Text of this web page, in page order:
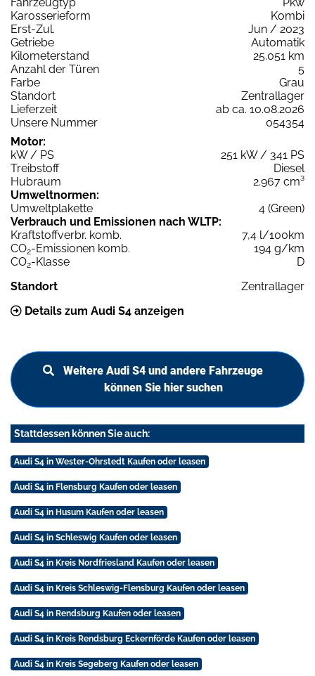
Karosserieform
Kombi
Erst-Zul.
Jun / 2023
Getriebe
Automatik
Kilometerstand
25.051 km
Anzahl der Türen
5
Farbe
Grau
Standort
Zentrallager
Lieferzeit
ab ca. 10.08.2026
Unsere Nummer
054354
Motor:
kW / PS
251 kW / 341 PS
Treibstoff
Diesel
Hubraum
2.967 cm³
Umweltnormen:
Umweltplakette
4 (Green)
Verbrauch und Emissionen nach WLTP:
Kraftstoffverbr. komb.
7,4 l/100km
CO2-Emissionen komb.
194 g/km
CO2-Klasse
D
Standort
Zentrallager
Details zum Audi S4 anzeigen
Weitere Audi S4 und andere Fahrzeuge
können Sie hier suchen
Stattdessen können Sie auch:
Audi S4 in Wester-Ohrstedt Kaufen oder leasen
Audi S4 in Flensburg Kaufen oder leasen
Audi S4 in Husum Kaufen oder leasen
Audi S4 in Schleswig Kaufen oder leasen
Audi S4 in Kreis Nordfriesland Kaufen oder leasen
Audi S4 in Kreis Schleswig-Flensburg Kaufen oder leasen
Audi S4 in Rendsburg Kaufen oder leasen
Audi S4 in Kreis Rendsburg Eckernförde Kaufen oder leasen
Audi S4 in Kreis Segeberg Kaufen oder leasen